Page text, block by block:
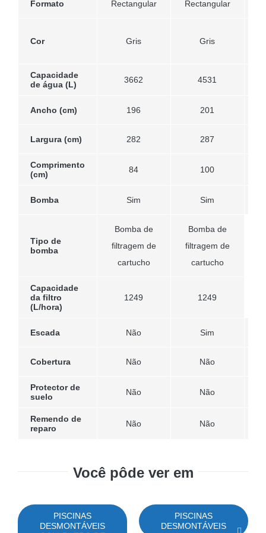
Formato Rectangular Rectangular
Cor Gris Gris
Capacidade
de água (L)
3662 4531
Ancho (cm) 196 201
Largura (cm) 282 287
Comprimento
(cm)
84 100
Bomba Sim Sim
Tipo de
bomba
Bomba de
filtragem de
cartucho
Bomba de
filtragem de
cartucho
Capacidade
da filtro
(L/hora)
1249 1249
Escada Não Sim
Cobertura Não Não
Protector de
suelo
Não Não
Remendo de
reparo
Não Não
Você pôde ver em
PISCINAS
DESMONTÁVEIS
PISCINAS
DESMONTÁVEIS